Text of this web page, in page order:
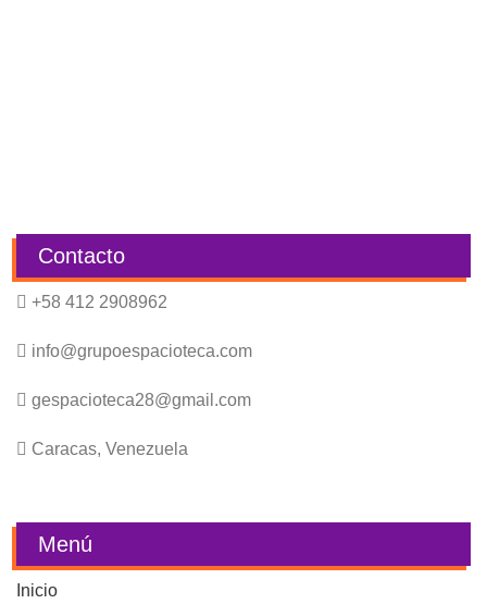
Contacto
+58 412 2908962
info@grupoespacioteca.com
gespacioteca28@gmail.com
Caracas, Venezuela
Menú
Inicio